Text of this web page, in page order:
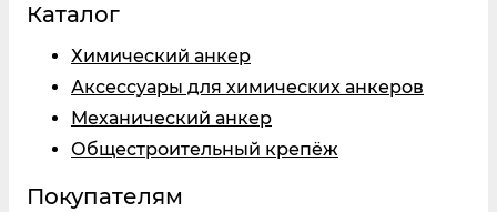
Каталог
Химический анкер
Аксессуары для химических анкеров
Механический анкер
Общестроительный крепёж
Покупателям